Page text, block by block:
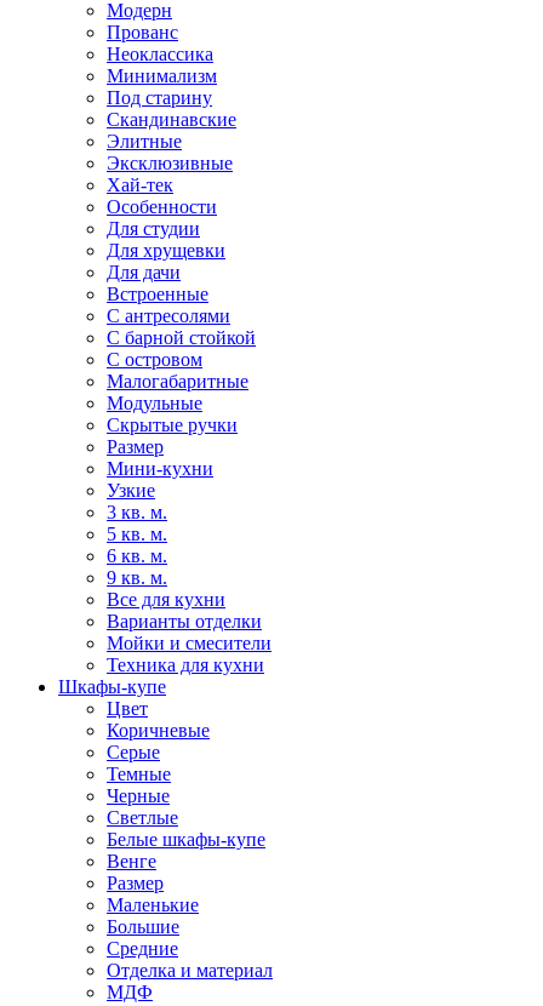
Модерн
Прованс
Неоклассика
Минимализм
Под старину
Скандинавские
Элитные
Эксклюзивные
Хай-тек
Особенности
Для студии
Для хрущевки
Для дачи
Встроенные
С антресолями
С барной стойкой
С островом
Малогабаритные
Модульные
Скрытые ручки
Размер
Мини-кухни
Узкие
3 кв. м.
5 кв. м.
6 кв. м.
9 кв. м.
Все для кухни
Варианты отделки
Мойки и смесители
Техника для кухни
Шкафы-купе
Цвет
Коричневые
Серые
Темные
Черные
Светлые
Белые шкафы-купе
Венге
Размер
Маленькие
Большие
Средние
Отделка и материал
МДФ